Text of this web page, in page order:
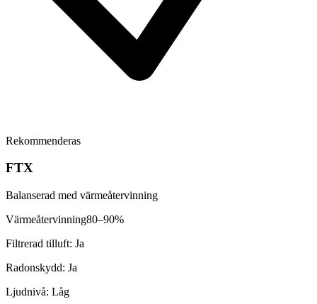
Rekommenderas
FTX
Balanserad med värmeåtervinning
Värmeåtervinning80–90%
Filtrerad tilluft: Ja
Radonskydd: Ja
Ljudnivå: Låg